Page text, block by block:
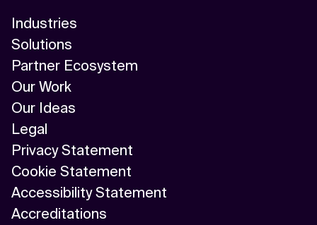
Industries
Solutions
Partner Ecosystem
Our Work
Our Ideas
Legal
Privacy Statement
Cookie Statement
Accessibility Statement
Accreditations